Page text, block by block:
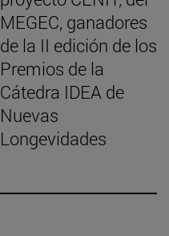
MEGEC, ganadores
de la II edición de los
Premios de la
Cátedra IDEA de
Nuevas
Longevidades